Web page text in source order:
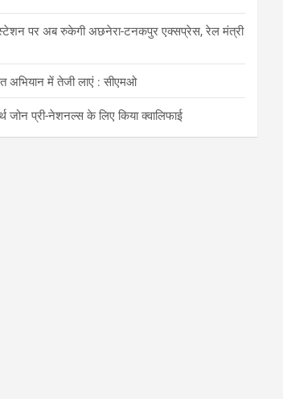
पर अब रुकेगी अछनेरा-टनकपुर एक्सप्रेस, रेल मंत्री
अभियान में तेजी लाएं : सीएमओ
जोन प्री-नेशनल्स के लिए किया क्वालिफाई